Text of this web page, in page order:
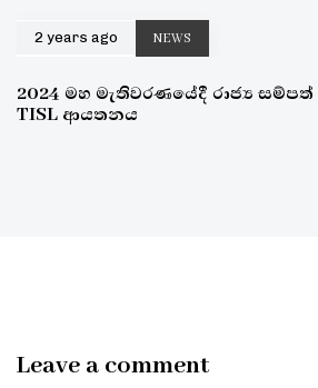
2 years ago NEWS
2024 මහ මැතිවරණයේදී රාජ්‍ය
TISL ආයතනය
Leave a comment